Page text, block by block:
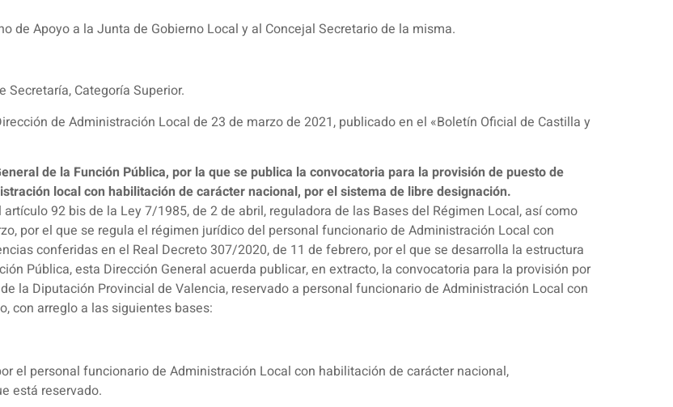
de Apoyo a la Junta de Gobierno Local y al Concejal Secretario de la misma.
Categoría Superior.
de Administración Local de 23 de marzo de 2021, publicado en el «Boletín Oficial de Castilla y
de la Función Pública, por la que se publica la convocatoria para la provisión de puesto de
local con habilitación de carácter nacional, por el sistema de libre designación.
92 bis de la Ley 7/1985, de 2 de abril, reguladora de las Bases del Régimen Local, así como
por el que se regula el régimen jurídico del personal funcionario de Administración Local con
conferidas en el Real Decreto 307/2020, de 11 de febrero, por el que se desarrolla la estructura
Pública, esta Dirección General acuerda publicar, en extracto, la convocatoria para la provisión por
la Diputación Provincial de Valencia, reservado a personal funcionario de Administración Local con
con arreglo a las siguientes bases:
el personal funcionario de Administración Local con habilitación de carácter nacional,
está reservado.